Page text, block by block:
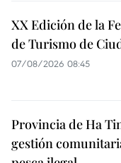
XX Edición de la
de Turismo de
07/08/2026 08:45
Provincia de Ha
gestión